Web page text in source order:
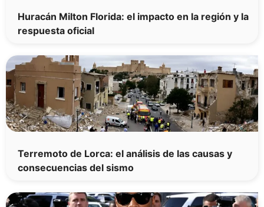
Huracán Milton Florida: el impacto en la región y la
respuesta oficial
Terremoto de Lorca: el análisis de las causas y
consecuencias del sismo